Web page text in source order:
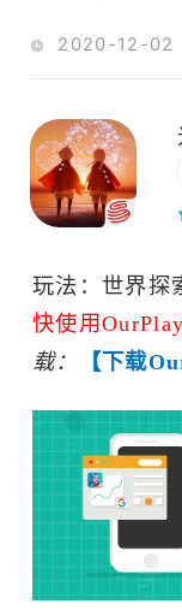
2020-12-02
玩法：世界探
快使用
载：
【下载